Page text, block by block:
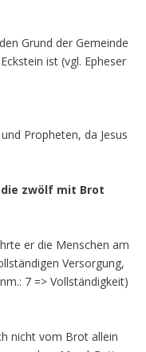
Grund der Gemeinde
ist (vgl. Epheser
Propheten, da Jesus
zwölf mit Brot
er die Menschen am
Versorgung,
7 => Vollständigkeit)
nicht vom Brot allein